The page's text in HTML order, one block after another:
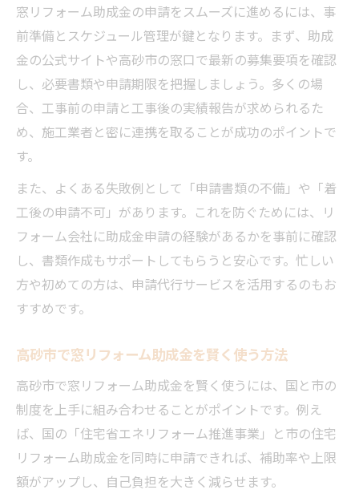
窓リフォーム助成金の申請をスムーズに進めるには、事
前準備とスケジュール管理が鍵となります。まず、助成
金の公式サイトや高砂市の窓口で最新の募集要項を確認
し、必要書類や申請期限を把握しましょう。多くの場
合、工事前の申請と工事後の実績報告が求められるた
め、施工業者と密に連携を取ることが成功のポイントで
す。
また、よくある失敗例として「申請書類の不備」や「着
工後の申請不可」があります。これを防ぐためには、リ
フォーム会社に助成金申請の経験があるかを事前に確認
し、書類作成もサポートしてもらうと安心です。忙しい
方や初めての方は、申請代行サービスを活用するのもお
すすめです。
高砂市で窓リフォーム助成金を賢く使う方法
高砂市で窓リフォーム助成金を賢く使うには、国と市の
制度を上手に組み合わせることがポイントです。例え
ば、国の「住宅省エネリフォーム推進事業」と市の住宅
リフォーム助成金を同時に申請できれば、補助率や上限
額がアップし、自己負担を大きく減らせます。